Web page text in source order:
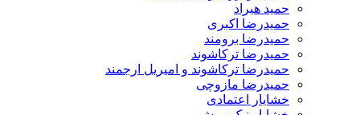
حمید هیراد
حمیدرضا اکبری
حمیدرضا برومند
حمیدرضا ترکاشوند
حمیدرضا ترکاشوند و امیریل ارجمند
حمیدرضا مازوچی
خشایار اعتمادی